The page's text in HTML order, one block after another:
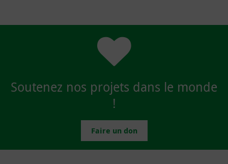
Soutenez nos projets dans le monde
!
Faire un don